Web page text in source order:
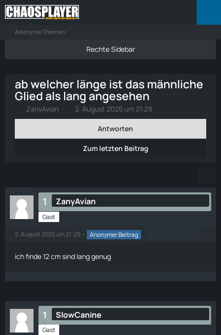
Anonyme Themen
ab welcher länge ist das männliche
Glied als lang angesehen
ZanyAvian 2. August 2025 um 21:29
Antworten
Zum letzten Beitrag
1 ZanyAvian
Gast
2. August 2025 um 21:29 Anonymer Beitrag
ich finde 12 cm sind lang genug
1 SlowCanine
Gast